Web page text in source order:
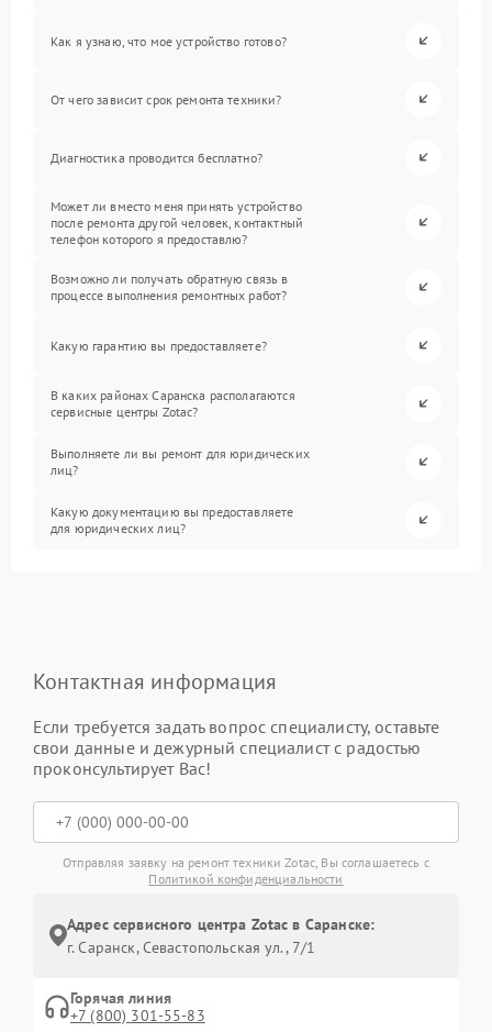
Как я узнаю, что мое устройство готово?
От чего зависит срок ремонта техники?
Диагностика проводится бесплатно?
Может ли вместо меня принять устройство
после ремонта другой человек, контактный
телефон которого я предоставлю?
Возможно ли получать обратную связь в
процессе выполнения ремонтных работ?
Какую гарантию вы предоставляете?
В каких районах Саранска располагаются
сервисные центры Zotac?
Выполняете ли вы ремонт для юридических
лиц?
Какую документацию вы предоставляете
для юридических лиц?
Контактная информация
Если требуется задать вопрос специалисту, оставьте
свои данные и дежурный специалист с радостью
проконсультирует Вас!
Отправляя заявку на ремонт техники Zotac, Вы соглашаетесь с
Политикой конфиденциальности
Адрес сервисного центра Zotac в Саранске:
г. Саранск, Севастопольская ул., 7/1
Горячая линия
+7 (800) 301-55-83